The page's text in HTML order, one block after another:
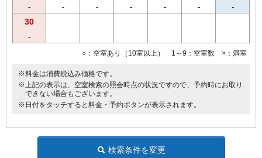
●バゲージラック設置
●薄型液晶テレビ
●ズボンプレッサー
■館内にランドリーコーナー設置
- - - - - - -
30
-
○：空室あり（10室以上） 1～9：空室数 ×：満室
※料金は消費税込み価格です。
※上記の表示は、空室検索の照会時点の状況ですので、予約時にお取り
できない場合もございます。
※日付をタッチすると料金・予約ボタンが表示されます。
検索条件を変更